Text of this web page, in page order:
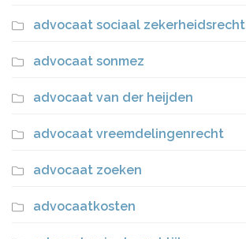
advocaat sociaal zekerheidsrecht
advocaat sonmez
advocaat van der heijden
advocaat vreemdelingenrecht
advocaat zoeken
advocaatkosten